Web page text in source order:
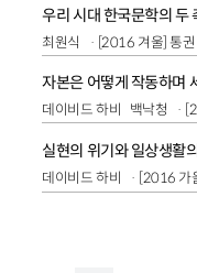
우리 시대 한국문학의 두
최원식 [2016 겨울] 통
자본은 어떻게 작동하며
데이비드 하비 백낙청
실현의 위기와 일상생활
데이비드 하비 [2016 가